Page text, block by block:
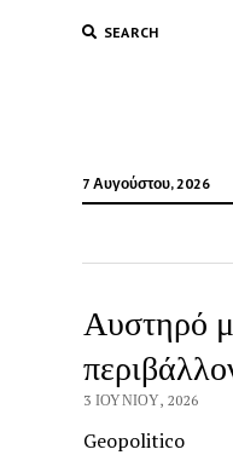
SEARCH
7 Αυγούστου, 2026
Αυστηρό
3 ΙΟΥΝΊΟΥ, 2026
Geopolitico